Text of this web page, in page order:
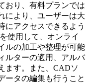
おり、有料プランでは
により、ユーザーは大
にアクセスできるよう
使用して、オンライ
ルの加工や整理が可能
ルターの適用、アルバ
ます。また、CADソ
ータの編集も行うこと